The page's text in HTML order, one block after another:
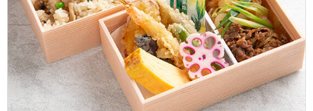
良く、皆様大満足のお弁当です。 美味しいだし巻きたま
ごが全てのお弁当に入っていてご飯も、ちりめんご飯か、
鮭と大葉の混ぜご飯から選べるので、大変好評でした。美
味しかったです。
ご利用シーン： 会議・セミナー›ランチミーティング
京都府京都市西京区大枝北沓掛町2025/12/20